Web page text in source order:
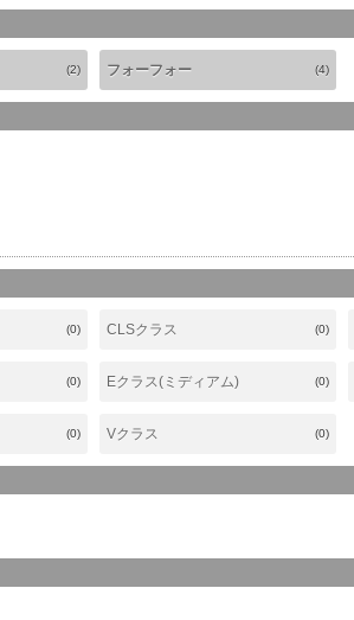
(2) フォーフォー (4)
(0) CLSクラス (0)
(0) Eクラス(ミディアム) (0)
(0) Vクラス (0)